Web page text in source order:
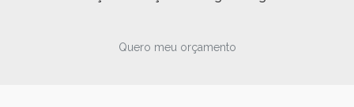
Quero meu orçamento